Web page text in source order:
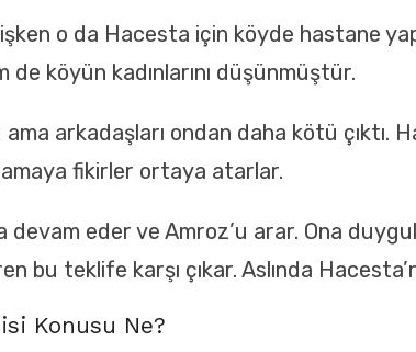
o da Hacesta için köyde hastane
de köyün kadınlarını düşünmüştür.
arkadaşları ondan daha kötü çıktı.
fikirler ortaya atarlar.
devam eder ve Amroz’u arar. Ona
bu teklife karşı çıkar. Aslında
Konusu Ne?